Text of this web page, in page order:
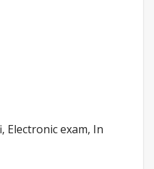
Electronic exam, In